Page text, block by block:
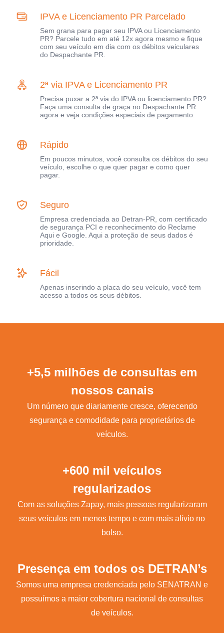
IPVA e Licenciamento PR Parcelado
Sem grana para pagar seu IPVA ou Licenciamento
PR? Parcele tudo em até 12x agora mesmo e fique
com seu veículo em dia com os débitos veiculares
do Despachante PR.
2ª via IPVA e Licenciamento PR
Precisa puxar a 2ª via do IPVA ou licenciamento PR?
Faça uma consulta de graça no Despachante PR
agora e veja condições especiais de pagamento.
Rápido
Em poucos minutos, você consulta os débitos do seu
veículo, escolhe o que quer pagar e como quer
pagar.
Seguro
Empresa credenciada ao Detran-PR, com certificado
de segurança PCI e reconhecimento do Reclame
Aqui e Google. Aqui a proteção de seus dados é
prioridade.
Fácil
Apenas inserindo a placa do seu veículo, você tem
acesso a todos os seus débitos.
+5,5 milhões de consultas em
nossos canais
Um número que diariamente cresce, oferecendo
segurança e comodidade para proprietários de
veículos.
+600 mil veículos
regularizados
Com as soluções Zapay, mais pessoas regularizaram
seus veículos em menos tempo e com mais alívio no
bolso.
Presença em todos os DETRAN’s
Somos uma empresa credenciada pelo SENATRAN e
possuímos a maior cobertura nacional de consultas
de veículos.